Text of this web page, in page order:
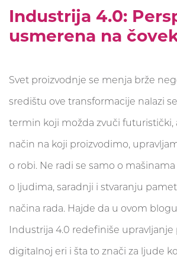
Industrija 4.0:
usmerena na
Svet proizvodnje se menja brže
središtu ove transformacije nalazi
termin koji možda zvuči futuristički,
način na koji proizvodimo,
o robi. Ne radi se samo o
o ljudima, saradnji i stvaranju
načina rada. Hajde da u ovom
Industrija 4.0 redefiniše
digitalnoj eri i šta to znači za ljude